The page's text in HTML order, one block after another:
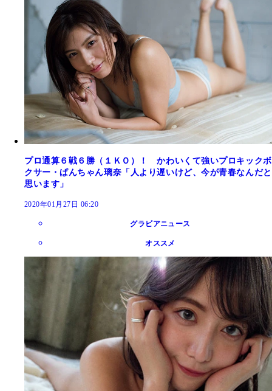
プロ通算６戦６勝（１ＫＯ）！ かわいくて強いプロキックボ
クサー・ぱんちゃん璃奈「人より遅いけど、今が青春なんだと
思います」
2020年01月27日 06:20
グラビアニュース
オススメ